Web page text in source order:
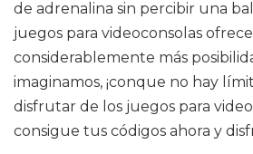
de adrenalina sin percibir una
juegos para videoconsolas
considerablemente más
imaginamos, ¡conque no hay
disfrutar de los juegos para
consigue tus códigos ahora y